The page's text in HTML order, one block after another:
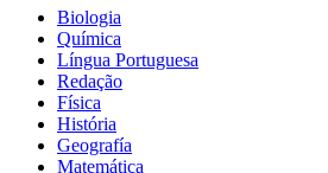
Biologia
Química
Língua Portuguesa
Redação
Física
História
Geografía
Matemática